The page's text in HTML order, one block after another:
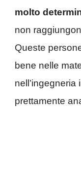
molto
non
Queste
bene nelle
prettamente